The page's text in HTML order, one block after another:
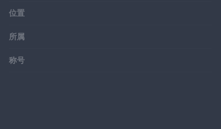
位置
所属
称号